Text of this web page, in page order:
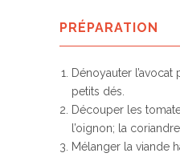
PRÉPARATION
Dénoyauter
petits dés.
Découper les
l’oignon; la
Mélanger la viande